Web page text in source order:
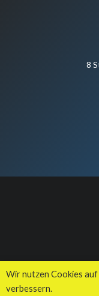
8
Wir nutzen Cookies auf
verbessern.